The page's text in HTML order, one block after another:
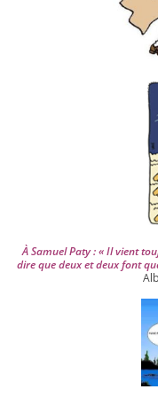
À Samuel Paty : « Il vient
dire que deux et deux font